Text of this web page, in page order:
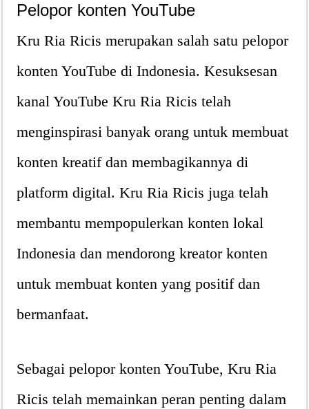
Pelopor konten YouTube
Kru Ria Ricis merupakan salah satu pelopor
konten YouTube di Indonesia. Kesuksesan
kanal YouTube Kru Ria Ricis telah
menginspirasi banyak orang untuk membuat
konten kreatif dan membagikannya di
platform digital. Kru Ria Ricis juga telah
membantu mempopulerkan konten lokal
Indonesia dan mendorong kreator konten
untuk membuat konten yang positif dan
bermanfaat.
Sebagai pelopor konten YouTube, Kru Ria
Ricis telah memainkan peran penting dalam